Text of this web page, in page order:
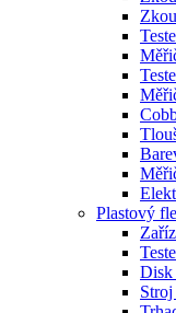
Plastový
Disk